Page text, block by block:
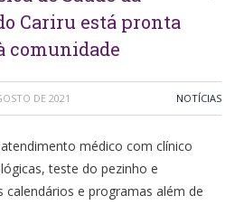
Cariru está pronta
comunidade
DE 2021 NOTÍCIAS
médico com clínico
teste do pezinho e
e programas além de